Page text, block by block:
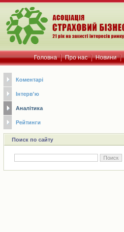
Головна Про нас Новини
Коментарі
Інтерв'ю
Аналітика
Рейтинги
Поиск по сайту